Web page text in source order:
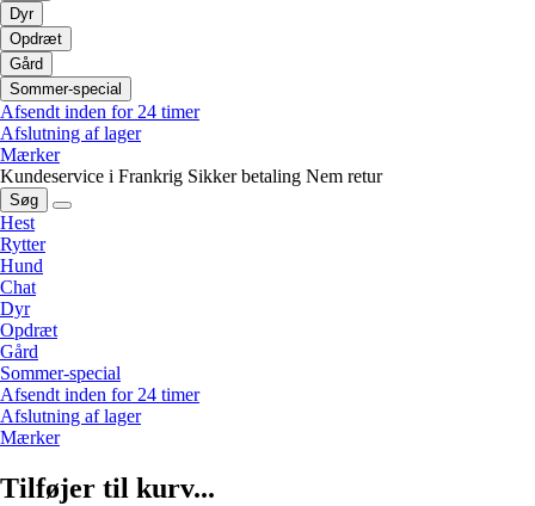
Dyr
Opdræt
Gård
Sommer-special
Afsendt inden for 24 timer
Afslutning af lager
Mærker
Kundeservice i Frankrig Sikker betaling Nem retur
Søg
Hest
Rytter
Hund
Chat
Dyr
Opdræt
Gård
Sommer-special
Afsendt inden for 24 timer
Afslutning af lager
Mærker
Tilføjer til kurv...